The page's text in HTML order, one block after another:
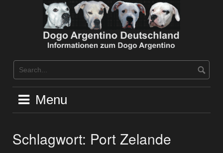
Menu
Schlagwort: Port Zelande